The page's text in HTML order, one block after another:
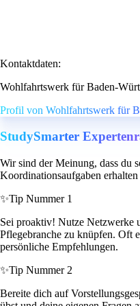
Kontaktdaten:
Wohlfahrtswerk für Baden-
Profil von Wohlfahrtswerk für
StudySmarter
Wir sind der Meinung, dass du
Koordinationsaufgaben
✨Tip Nummer 1
Sei proaktiv! Nutze Netzwerke
Pflegebranche zu knüpfen. Oft
persönliche Empfehlungen.
✨Tip Nummer 2
Bereite dich auf